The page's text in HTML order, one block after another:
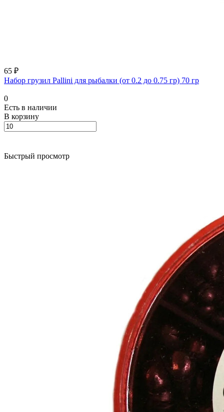
65 ₽
Набор грузил Pallini для рыбалки (от 0.2 до 0.75 гр) 70 гр
0
Есть в наличии
В корзину
Быстрый просмотр